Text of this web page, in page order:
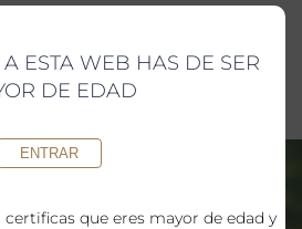
ESTA WEB HAS DE SER
DE EDAD
ENTRAR
que eres mayor de edad y